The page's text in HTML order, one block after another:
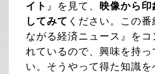
イト 』を見て、 映像から印
してみて ください。この
ながる経済ニュース』をコ
れているので、興味を持っ
い。そうやって得た知識を